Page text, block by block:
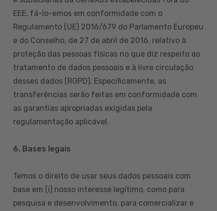
EEE, fá-lo-emos em conformidade com o
Regulamento (UE) 2016/679 do Parlamento Europeu
e do Conselho, de 27 de abril de 2016, relativo à
proteção das pessoas físicas no que diz respeito ao
tratamento de dados pessoais e à livre circulação
desses dados (RGPD). Especificamente, as
transferências serão feitas em conformidade com
as garantias apropriadas exigidas pela
regulamentação aplicável.
6. Bases legais
Temos o direito de usar seus dados pessoais com
base em (i) nosso interesse legítimo, como para
pesquisa e desenvolvimento, para comercializar e